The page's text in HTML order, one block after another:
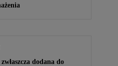
dodana do